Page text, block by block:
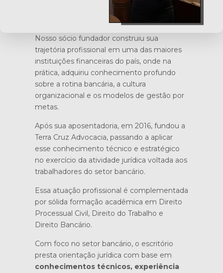
Nosso sócio fundador construiu sua
trajetória profissional em uma das maiores
instituições financeiras do país, onde na
prática, adquiriu conhecimento profundo
sobre a rotina bancária, a cultura
organizacional e os modelos de gestão por
metas.
Após sua aposentadoria, em 2016, fundou a
Terra Cruz Advocacia, passando a aplicar
esse conhecimento técnico e estratégico
no exercício da atividade jurídica voltada aos
trabalhadores do setor bancário.
Essa atuação profissional é complementada
por sólida formação acadêmica em Direito
Processual Civil, Direito do Trabalho e
Direito Bancário.
Com foco no setor bancário, o escritório
presta orientação jurídica com base em
conhecimentos técnicos, experiência